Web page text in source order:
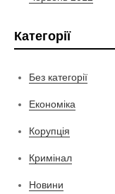
Категорії
Без категорії
Економіка
Корупція
Кримінал
Новини